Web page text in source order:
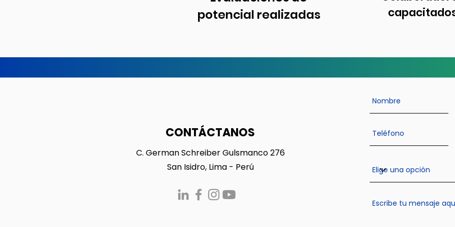
potencial realizadas
CONTÁCTANOS
C. German Schreiber Gulsmanco 276
San Isidro, Lima - Perú